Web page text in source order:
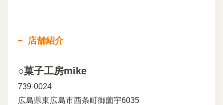
店舗紹介
○菓子工房mike
739-0024
広島県東広島市西条町御薗宇6035